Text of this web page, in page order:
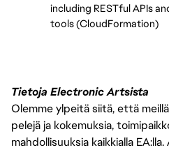
including RESTful APIs
tools (CloudFormation)
Tietoja Electronic Artsista
Olemme ylpeitä siitä, että
pelejä ja kokemuksia,
mahdollisuuksia kaikkialla